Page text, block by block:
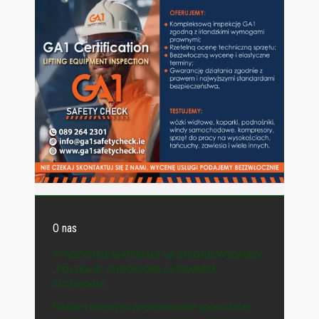
O nas
© WSZYSTKIE MATERIAŁY NA STRONIE WYDAWCY
„POLSKA-IE” CHRONIONE SĄ PRAWEM
AUTORSKIM.
Naszym celem jest prezentowanie spraw, które